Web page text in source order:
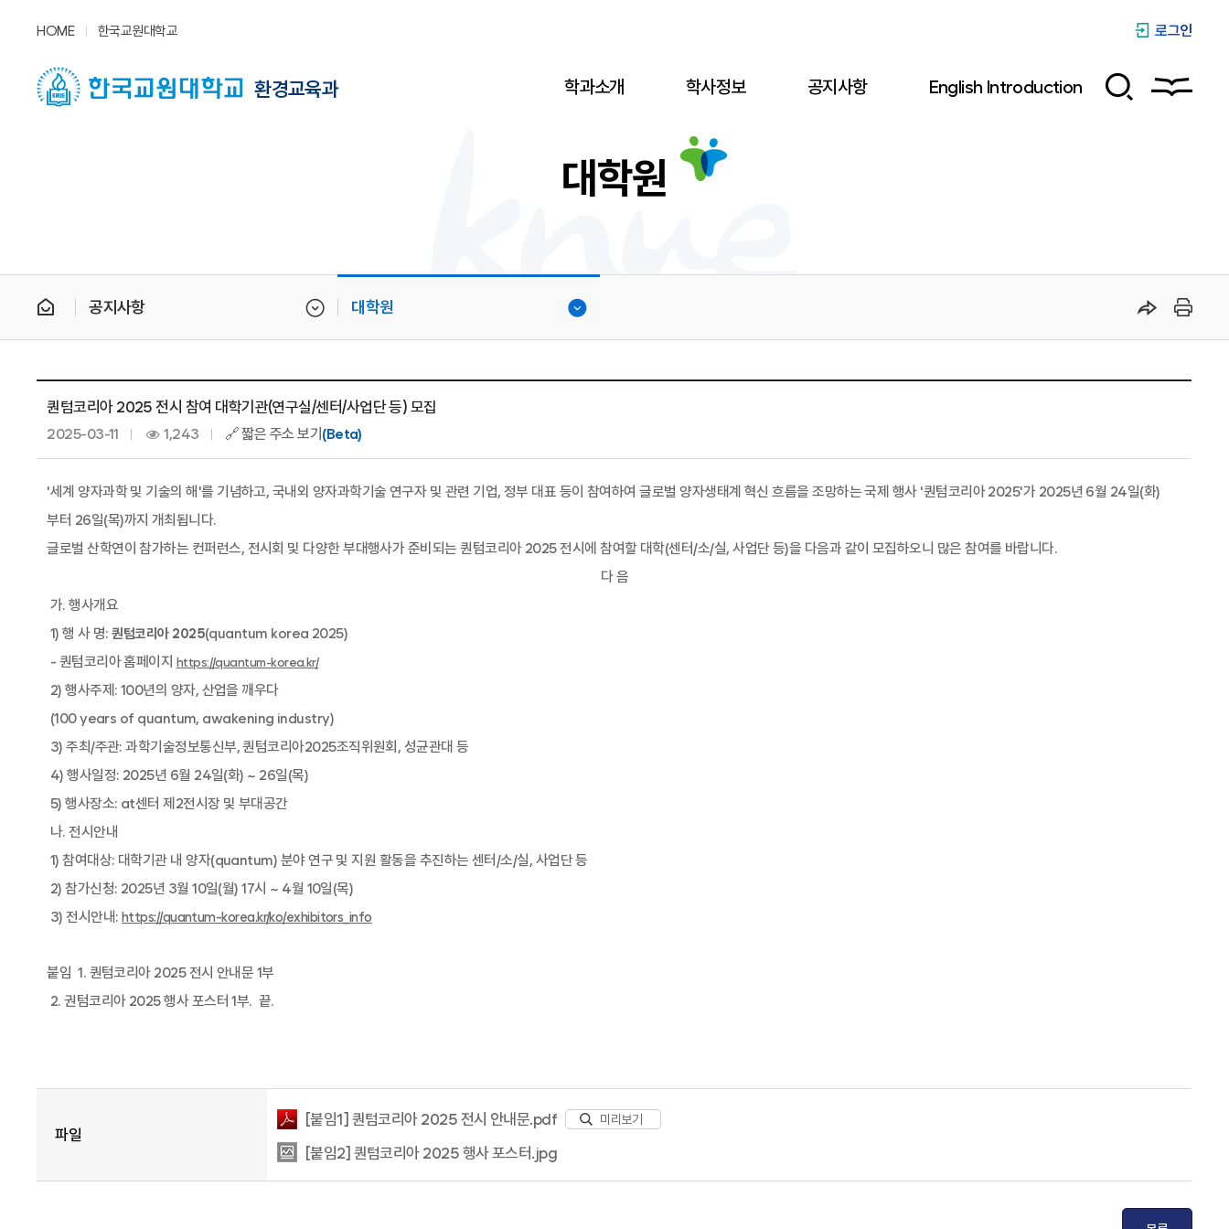
HOME 한국교원대학교 로그인
환경교육과 학과소개 학사정보 공지사항 English Introduction
대학원
공지사항 대학원
퀀텀코리아 2025 전시 참여 대학기관(연구실/센터/사업단 등) 모집
2025-03-11 1,243 🔗 짧은 주소 보기 (Beta)
'세계 양자과학 및 기술의 해'를 기념하고, 국내외 양자과학기술 연구자 및 관련 기업, 정부 대표 등이 참여하여 글로벌 양자생태계 혁신 흐름을 조망하는 국제 행사 '퀀텀코리아2025'가 2025년 6월 24일(화)
부터 26일(목)까지 개최됩니다.
글로벌 산학연이 참가하는 컨퍼런스, 전시회 및 다양한 부대행사가 준비되는 퀀텀코리아 2025 전시에 참여할 대학(센터/소/실,사업단 등)을 다음과 같이 모집하오니 많은 참여를 바랍니다.
다 음
가.행사개요
1)행 사 명:퀀텀코리아 2025(quantum korea 2025)
- 퀀텀코리아 홈페이지 https://quantum-korea.kr/
2)행사주제: 100년의 양자, 산업을 깨우다
(100 years of quantum, awakening industry)
3)주최/주관:과학기술정보통신부,퀀텀코리아2025조직위원회, 성균관대 등
4)행사일정: 2025년 6월 24일(화) ~ 26일(목)
5)행사장소: at센터 제2전시장 및 부대공간
나. 전시안내
1)참여대상: 대학기관 내 양자(quantum) 분야 연구 및 지원 활동을 추진하는 센터/소/실, 사업단 등
2)참가신청: 2025년 3월10일(월) 17시 ~ 4월 10일(목)
3) 전시안내: https://quantum-korea.kr/ko/exhibitors_info
붙임1. 퀀텀코리아 2025 전시 안내문 1부
2.권텀코리아 2025행사 포스터1부. 끝.
파일
[붙임1] 퀀텀코리아 2025 전시 안내문.pdf 미리보기
[붙임2] 퀀텀코리아 2025 행사 포스터.jpg